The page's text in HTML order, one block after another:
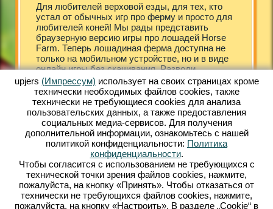
угодно
игры
Для любителей верховой езды, для тех, кто
устал от обычных игр про ферму и просто для
любителей коней! Мы рады представить
браузерную версию игры про лошадей Horse
Farm. Теперь лошадиная ферма доступна не
только на мобильном устройстве, но и в виде
онлайн игры без скачивания. Разводи
красивых лошадей различных пород, тренируй
их, ухаживай и заботься о скакунах. Твою
усадьбу будут посещать гости, для которых
найдутся различные развлечения. Они не
просто будут проходить мимо и оставлять свои
заказы, а заселяться в гостевые домики, что
сделает их пребывании более интересным.
Яркая графика понравится тем, кто устал от
скучных серых конноспортивных симуляторов.
Начни играть бесплатно уже сейчас!
онлайн.
upjers (Импрессум) использует на своих страницах кроме
технически необходимых файлов сookies, также
технически не требующиеся cookies для анализа
пользовательских данных, а также предоставления
социальных медиа-сервисов. Для получения
дополнительной информации, ознакомьтесь с нашей
политикой конфиденциальности: Политика
конфиденциальности.
Чтобы согласится с использованием не требующихся с
технической точки зрения файлов cookies, нажмите,
пожалуйста, на кнопку «Принять». Чтобы отказаться от
технически не требующихся файлов cookies, нажмите,
пожалуйста, на кнопку «Настроить». В разделе „Cookie“ в